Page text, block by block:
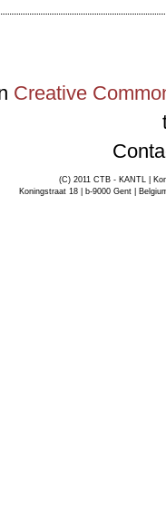
Creative
(C) 2011 CTB - KANTL |
Koningstraat 18 | b-9000 Gent |